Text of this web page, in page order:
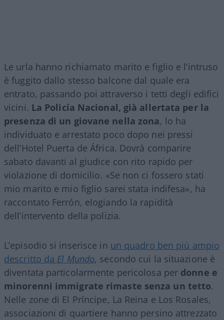
Le urla hanno richiamato marito e figlio e l’intruso
è fuggito dallo stesso balcone dal quale era
entrato, passando poi attraverso i tetti degli edifici
vicini. La Policía Nacional, già allertata per la
presenza di un giovane nella zona, lo ha
individuato e arrestato poco dopo nei pressi
dell’Hotel Puerta de África. Dovrà comparire
sabato davanti al giudice con rito rapido per
violazione di domicilio. «Se non ci fossero stati
mio marito e mio figlio sarei stata indifesa», ha
raccontato Ferrón, elogiando la rapidità
dell’intervento della polizia.
L’episodio si inserisce in un quadro ben più ampio
descritto da El Mundo, secondo cui la situazione è
diventata particolarmente pericolosa per donne e
minorenni immigrate rimaste senza un tetto.
Nelle zone di El Príncipe, La Reina e Los Rosales,
associazioni di quartiere hanno persino attrezzato